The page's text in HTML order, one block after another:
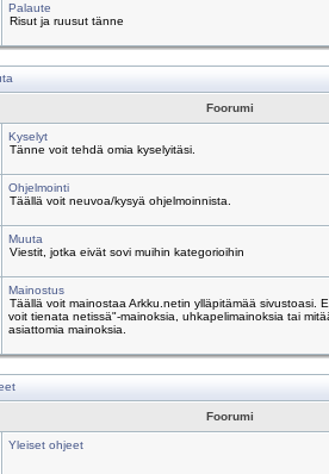
Palaute
Risut ja ruusut tänne
Foorumi
Kyselyt
Tänne voit tehdä omia kyselyitäsi.
Ohjelmointi
Täällä voit neuvoa/kysyä ohjelmoinnista.
Muuta
Viestit, jotka eivät sovi muihin kategorioihin
Mainostus
Täällä voit mainostaa Arkku.netin ylläpitämää sivustoasi.
voit tienata netissä"-mainoksia, uhkapelimainoksia tai
asiattomia mainoksia.
Foorumi
Yleiset ohjeet